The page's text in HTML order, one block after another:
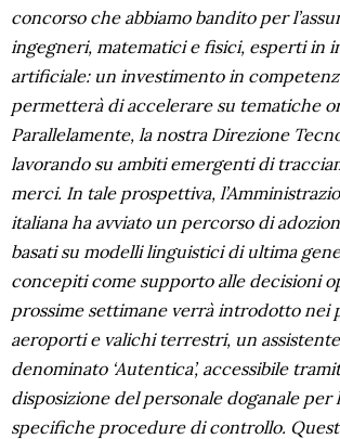
concorso che abbiamo bandito per
ingegneri, matematici e fisici, esperti in
artificiale: un investimento in
permetterà di accelerare su tematiche
Parallelamente, la nostra Direzione
lavorando su ambiti emergenti di
merci. In tale prospettiva,
italiana ha avviato un percorso di
basati su modelli linguistici di ultima
concepiti come supporto alle decisioni
prossime settimane verrà introdotto nei
aeroporti e valichi terrestri, un
denominato ‘Autentica’, accessibile
disposizione del personale doganale per
specifiche procedure di controllo.